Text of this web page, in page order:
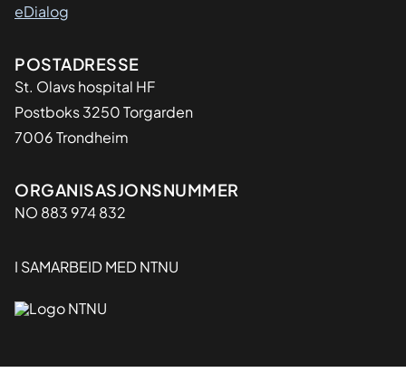
eDialog
Adresse
POSTADRESSE
St. Olavs hospital HF
Postboks 3250 Torgarden
7006 Trondheim
Organisasjon
ORGANISASJONSNUMMER
NO 883 974 832
I SAMARBEID MED NTNU